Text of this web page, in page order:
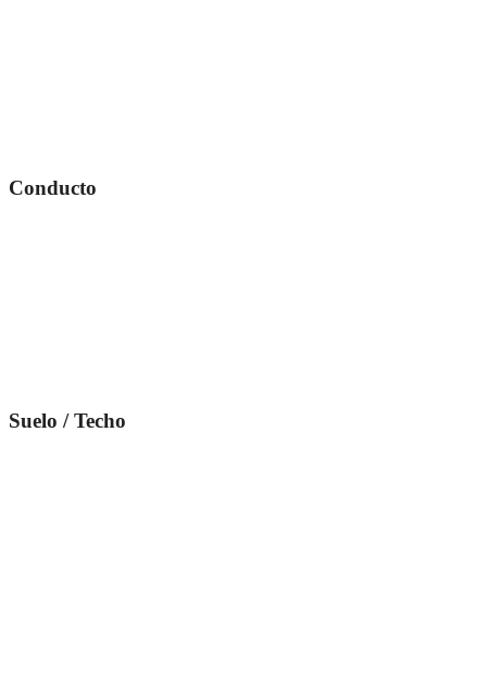
Conducto
Suelo / Techo